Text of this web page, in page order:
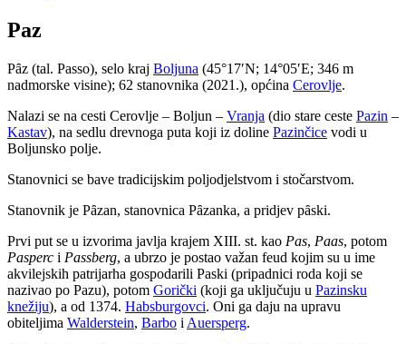
Paz
Pȃz (tal. Passo), selo kraj Boljuna (45°17′N; 14°05′E; 346 m
nadmorske visine); 62 stanovnika (2021.), općina Cerovlje.
Nalazi se na cesti Cerovlje – Boljun – Vranja (dio stare ceste Pazin –
Kastav), na sedlu drevnoga puta koji iz doline Pazinčice vodi u
Boljunsko polje.
Stanovnici se bave tradicijskim poljodjelstvom i stočarstvom.
Stanovnik je Pȃzan, stanovnica Pȃzanka, a pridjev pȃski.
Prvi put se u izvorima javlja krajem XIII. st. kao Pas, Paas, potom
Pasperc i Passberg, a ubrzo je postao važan feud kojim su u ime
akvilejskih patrijarha gospodarili Paski (pripadnici roda koji se
nazivao po Pazu), potom Gorički (koji ga uključuju u Pazinsku
knežiju), a od 1374. Habsburgovci. Oni ga daju na upravu
obiteljima Walderstein, Barbo i Auersperg.